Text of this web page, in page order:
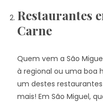
Restaurantes
Carne
Quem vem a São
à regional ou uma boa
um destes
mais! Em São Miguel,